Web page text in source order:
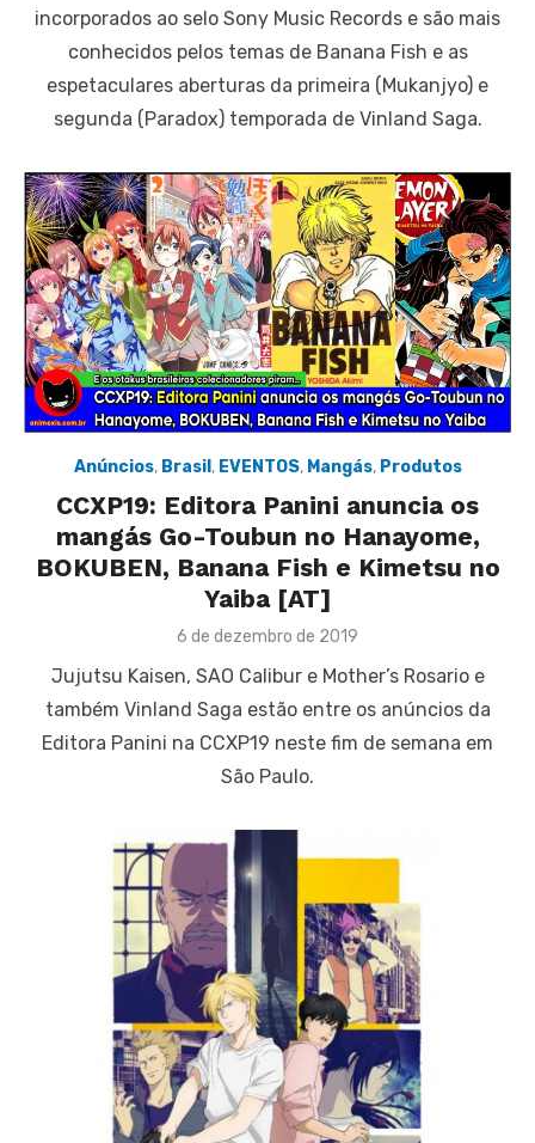
incorporados ao selo Sony Music Records e são mais
conhecidos pelos temas de Banana Fish e as
espetaculares aberturas da primeira (Mukanjyo) e
segunda (Paradox) temporada de Vinland Saga.
Anúncios, Brasil , EVENTOS, Mangás, Produtos
CCXP19: Editora Panini anuncia os
mangás Go-Toubun no Hanayome,
BOKUBEN, Banana Fish e Kimetsu no
Yaiba [AT]
Posted
6 de dezembro de 2019
Jujutsu Kaisen, SAO Calibur e Mother’s Rosario e
também Vinland Saga estão entre os anúncios da
Editora Panini na CCXP19 neste fim de semana em
São Paulo.